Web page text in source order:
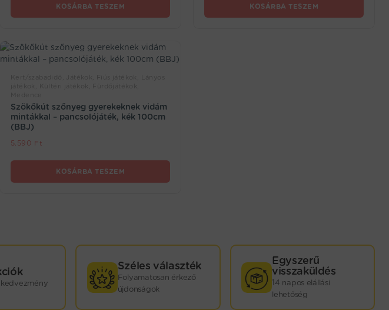
KOSÁRBA TESZEM KOSÁRBA TESZEM
Szökőkút szőnyeg gyerekeknek vidám
mintákkal – pancsolójáték, kék 100cm
(BBJ)
5.590 Ft
KOSÁRBA TESZEM
Széles választék
Folyamatosan érkező
újdonságok
Egyszerű
visszaküldés
14 napos elállási
lehetőség